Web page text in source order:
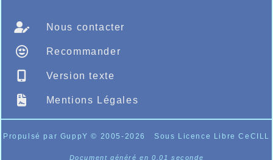
Podium pour Chloé DUMORTIER aux
Nous contacter
Recommander
Version texte
Mentions Légales
Propulsé par GuppY© 2005-2026 Sous Licence Libre CeCILL
Document généré en 0.01 seconde